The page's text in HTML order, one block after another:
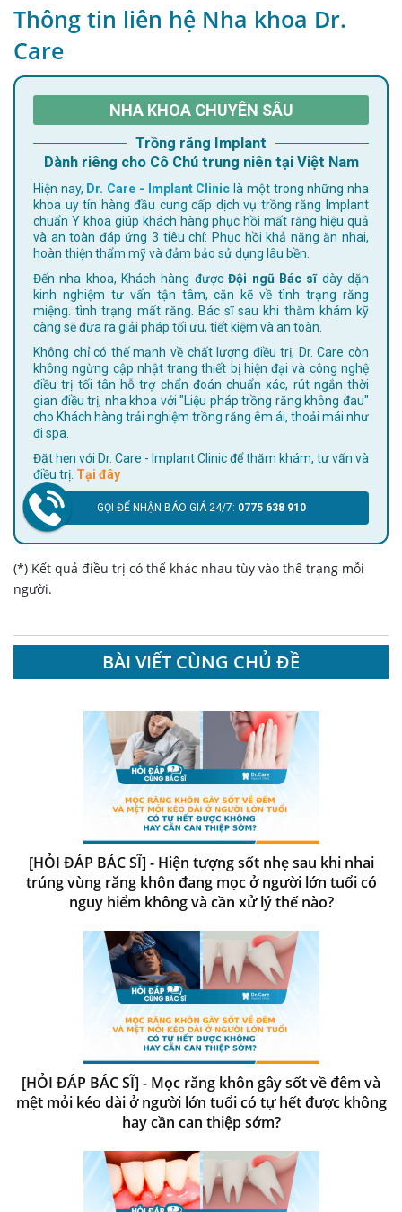
Thông tin liên hệ Nha khoa Dr.
Care
NHA KHOA CHUYÊN SÂU
Trồng răng Implant
Dành riêng cho Cô Chú trung niên tại Việt Nam
Hiện nay, Dr. Care - Implant Clinic là một trong những nha
khoa uy tín hàng đầu cung cấp dịch vụ trồng răng Implant
chuẩn Y khoa giúp khách hàng phục hồi mất răng hiệu quả
và an toàn đáp ứng 3 tiêu chí: Phục hồi khả năng ăn nhai,
hoàn thiện thẩm mỹ và đảm bảo sử dụng lâu bền.
Đến nha khoa, Khách hàng đượcĐội ngũ Bác sĩdày dặn
kinh nghiệm tư vấn tận tâm, cặn kẽ về tình trạng răng
miệng. tình trạng mất răng. Bác sĩ sau khi thăm khám kỹ
càng sẽ đưa ra giải pháp tối ưu, tiết kiệm và an toàn.
Không chỉ có thế mạnh về chất lượng điều trị, Dr. Care còn
không ngừng cập nhật trang thiết bị hiện đại và công nghệ
điều trị tối tân hỗ trợ chẩn đoán chuẩn xác, rút ngắn thời
gian điều trị, nha khoa với "Liệu pháp trồng răng không đau"
cho Khách hàng trải nghiệm trồng răng êm ái, thoải mái như
đi spa.
Đặt hẹn với Dr. Care - Implant Clinic để thăm khám, tư vấn và
điều trị. Tại đây
GỌI ĐỂ NHẬN BÁO GIÁ 24/7: 0775 638 910
(*) Kết quả điều trị có thể khác nhau tùy vào thể trạng mỗi
người.
BÀI VIẾT CÙNG CHỦ ĐỀ
[HỎI ĐÁP BÁC SĨ] - Hiện tượng sốt nhẹ sau khi nhai
trúng vùng răng khôn đang mọc ở người lớn tuổi có
nguy hiểm không và cần xử lý thế nào?
[HỎI ĐÁP BÁC SĨ] - Mọc răng khôn gây sốt về đêm và
mệt mỏi kéo dài ở người lớn tuổi có tự hết được không
hay cần can thiệp sớm?